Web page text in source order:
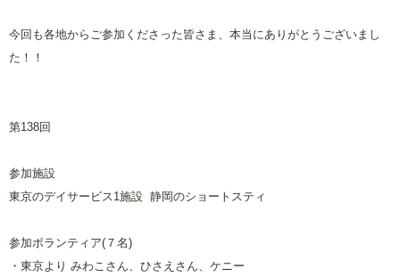
今回も各地からご参加くださった皆さま、本当にありがとうございまし
た！！
第138回
参加施設
東京のデイサービス1施設 静岡のショートスティ
参加ボランティア(７名)
・東京より みわこさん、ひさえさん、ケニー